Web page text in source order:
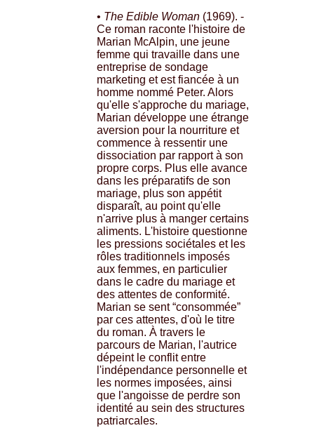
• The Edible Woman (1969). -
Ce roman raconte l'histoire de
Marian McAlpin, une jeune
femme qui travaille dans une
entreprise de sondage
marketing et est fiancée à un
homme nommé Peter. Alors
qu'elle s'approche du mariage,
Marian développe une étrange
aversion pour la nourriture et
commence à ressentir une
dissociation par rapport à son
propre corps. Plus elle avance
dans les préparatifs de son
mariage, plus son appétit
disparaît, au point qu'elle
n'arrive plus à manger certains
aliments. L'histoire questionne
les pressions sociétales et les
rôles traditionnels imposés
aux femmes, en particulier
dans le cadre du mariage et
des attentes de conformité.
Marian se sent “consommée”
par ces attentes, d'où le titre
du roman. À travers le
parcours de Marian, l'autrice
dépeint le conflit entre
l'indépendance personnelle et
les normes imposées, ainsi
que l'angoisse de perdre son
identité au sein des structures
patriarcales.